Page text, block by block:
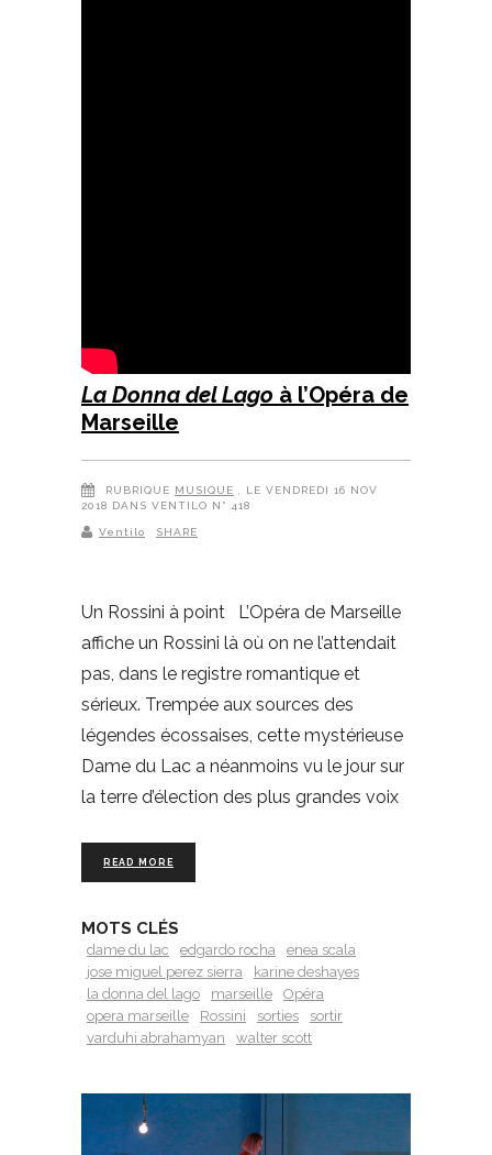
La Donna del Lago à l’Opéra de
Marseille
RUBRIQUE MUSIQUE
, LE VENDREDI 16 NOV
2018 DANS VENTILO N° 418
Ventilo SHARE
Un Rossini à point L’Opéra de Marseille
affiche un Rossini là où on ne l’attendait
pas, dans le registre romantique et
sérieux. Trempée aux sources des
légendes écossaises, cette mystérieuse
Dame du Lac a néanmoins vu le jour sur
la terre d’élection des plus grandes voix
READ MORE
MOTS CLÉS
dame du lac edgardo rocha
enea scala
jose miguel perez sierra
karine deshayes
la donna del lago
marseille
Opéra
opera marseille
Rossini sorties
sortir
varduhi abrahamyan
walter scott